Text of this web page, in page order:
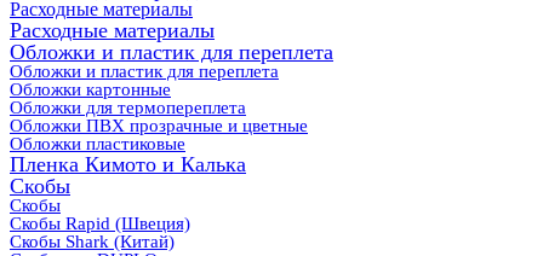
Расходные материалы
Расходные материалы
Обложки и пластик для переплета
Обложки и пластик для переплета
Обложки картонные
Обложки для термопереплета
Обложки ПВХ прозрачные и цветные
Обложки пластиковые
Пленка Кимото и Калька
Скобы
Скобы
Скобы Rapid (Швеция)
Скобы Shark (Китай)